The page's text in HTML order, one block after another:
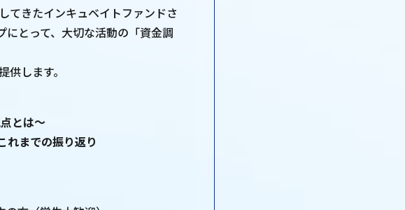
てきたインキュベイトファンドさ
とって、大切な活動の「資金調
します。
とは～
までの振り返り